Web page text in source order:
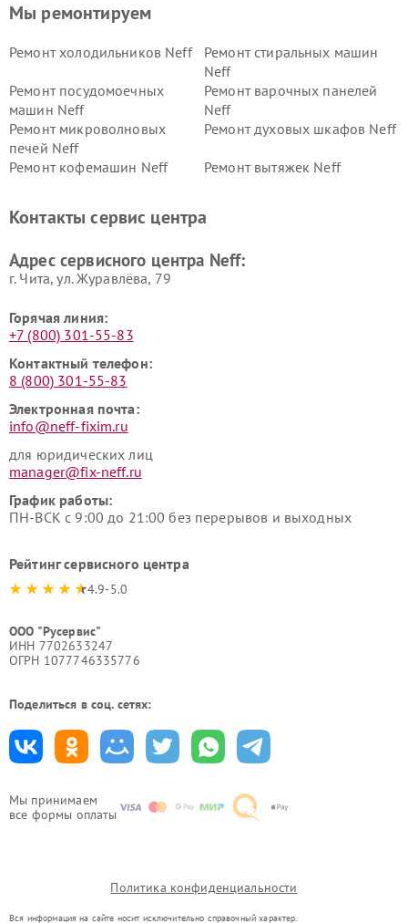
Мы принимаем
все формы оплаты
Мы ремонтируем
Ремонт холодильников Neff
Ремонт стиральных машин
Neff
Ремонт посудомоечных
машин Neff
Ремонт варочных панелей
Neff
Ремонт микроволновых
печей Neff
Ремонт духовых шкафов Neff
Ремонт кофемашин Neff Ремонт вытяжек Neff
Контакты сервис центра
Адрес сервисного центра Neff:
г. Чита, ул. Журавлёва, 79
Горячая линия:
+7 (800) 301-55-83
Контактный телефон:
8 (800) 301-55-83
Электронная почта:
info@neff-fixim.ru
для юридических лиц
manager@fix-neff.ru
График работы:
ПН-ВСК с 9:00 до 21:00 без перерывов и выходных
Рейтинг сервисного центра
4.9-5.0
ООО "Русервис"
ИНН 7702633247
ОГРН 1077746335776
Поделиться в соц. сетях:
Политика конфиденциальности
Вся информация на сайте носит исключительно справочный характер.